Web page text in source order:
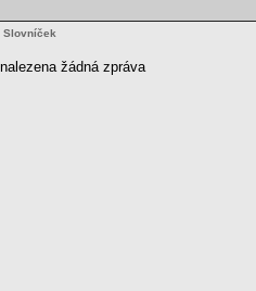
Slovníček
žádná zpráva